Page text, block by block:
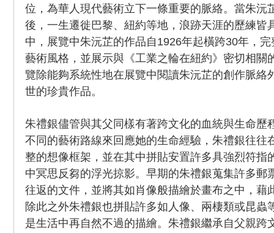
位，為華人現代藝術立下一條重要的脈絡。當朱沅
後，一生遷徙巴黎、紐約等地，浪跡天涯的歷練皆
中，展覽中朱沅芷的作品自1926年起橫跨30年，
藝術風格，並展示與《工業之輪在紐約》密切相關
覽除能夠系統性地在展覽中閱讀朱沅芷的創作脈絡
世的珍貴作品。
朱禮銀儘管與其父同樣有著跨文化的血統與生命歷
不同的藝術路線來回應她的生命經驗，朱禮銀往往
整的想像框架，並在其中拼貼安置許多具強烈符指
中冥思反芻的浮光掠影。早期的朱禮銀蒐集許多郵
往返的文件，並將其如肖像般描繪於畫布之中，藉
除此之外朱禮銀也拼貼許多如人像、兩棲類或昆蟲
是生活中再自然不過的描繪。朱禮銀繼承自父親跨